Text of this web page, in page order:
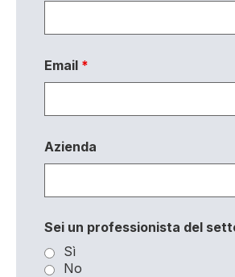
Email *
Azienda
Sei un professionista del
Sì
No